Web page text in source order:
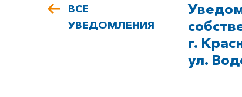
ВСЕ
УВЕДОМЛЕНИЯ
г.
ул.